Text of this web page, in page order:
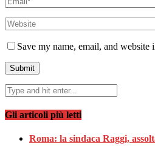
Save my name, email, and
Gli articoli più letti
Roma: la sindaca Raggi,